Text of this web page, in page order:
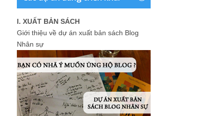
I. XUẤT BẢN SÁCH
Giới thiệu về dự án xuất bản sách Blog
Nhân sự